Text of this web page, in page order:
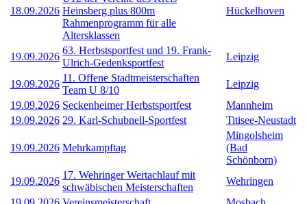
18.09.2026 Heinsberg plus 800m
Rahmenprogramm für alle
Altersklassen
Hückelhoven
19.09.2026
63. Herbstsportfest und 19. Frank-
Ulrich-Gedenksportfest
Leipzig
19.09.2026
11. Offene Stadtmeisterschaften
Team U 8/10
Leipzig
19.09.2026 Seckenheimer Herbstsportfest
Mannheim
19.09.2026 29. Karl-Schubnell-Sportfest Titisee-Neustadt
19.09.2026 Mehrkampftag
Mingolsheim
(Bad
Schönborn)
19.09.2026
17. Wehringer Wertachlauf mit
schwäbischen Meisterschaften
Wehringen